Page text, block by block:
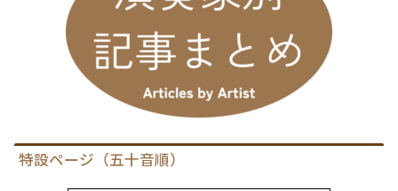
特設ページ（五十音順）